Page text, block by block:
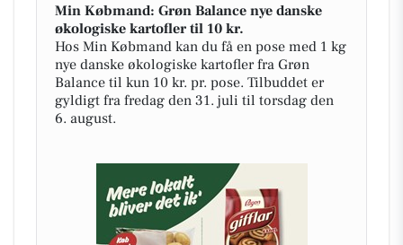
Min Købmand: Grøn Balance nye danske
økologiske kartofler til 10 kr.
Hos Min Købmand kan du få en pose med 1 kg
nye danske økologiske kartofler fra Grøn
Balance til kun 10 kr. pr. pose. Tilbuddet er
gyldigt fra fredag den 31. juli til torsdag den
6. august.